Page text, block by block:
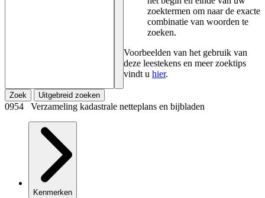
zoektermen om naar de exacte
combinatie van woorden te
zoeken.
Voorbeelden van het gebruik van
deze leestekens en meer zoektips
vindt u hier.
Zoek Uitgebreid zoeken
0954 Verzameling kadastrale netteplans en bijbladen
Kenmerken